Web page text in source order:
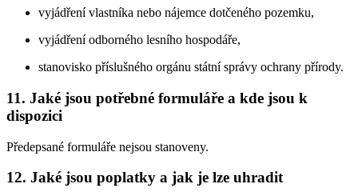
vyjádření vlastníka nebo nájemce dotčeného pozemku,
vyjádření odborného lesního hospodáře,
stanovisko příslušného orgánu státní správy ochrany přírody.
11. Jaké jsou potřebné formuláře a kde jsou k
dispozici
Předepsané formuláře nejsou stanoveny.
12. Jaké jsou poplatky a jak je lze uhradit